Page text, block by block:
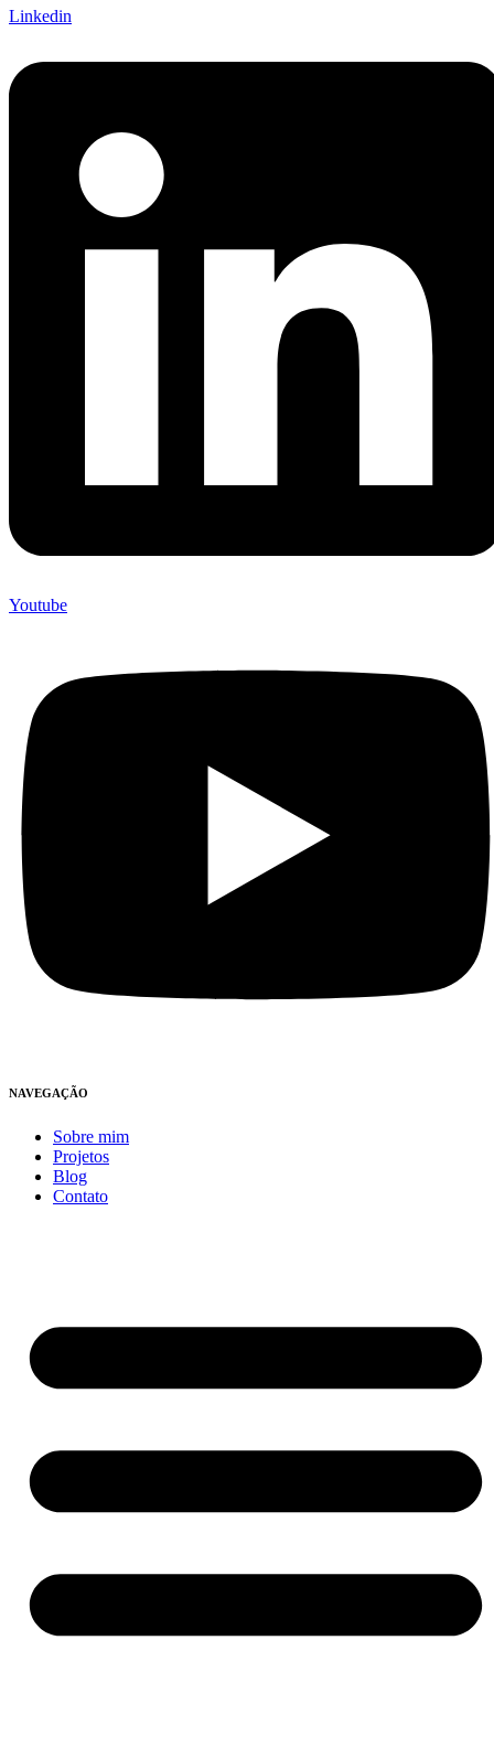
Linkedin
Youtube
NAVEGAÇÃO
Sobre mim
Projetos
Blog
Contato